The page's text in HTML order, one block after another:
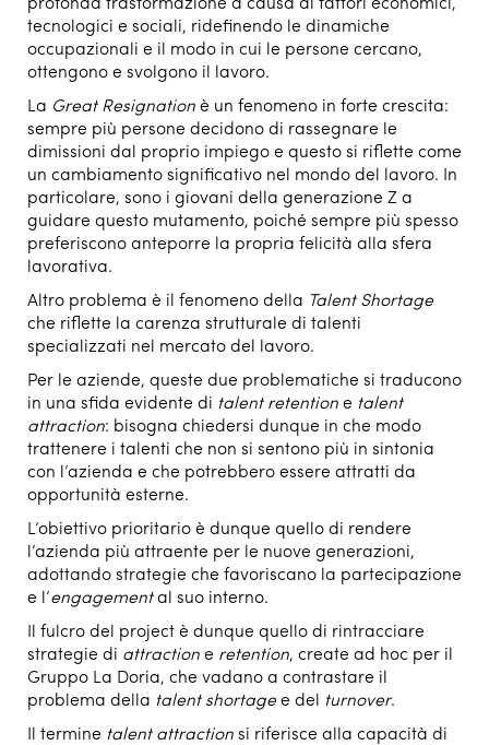
profonda trasformazione a causa di fattori economici,
tecnologici e sociali, ridefinendo le dinamiche
occupazionali e il modo in cui le persone cercano,
ottengono e svolgono il lavoro.
La Great Resignation è un fenomeno in forte crescita:
sempre più persone decidono di rassegnare le
dimissioni dal proprio impiego e questo si riflette come
un cambiamento significativo nel mondo del lavoro. In
particolare, sono i giovani della generazione Z a
guidare questo mutamento, poiché sempre più spesso
preferiscono anteporre la propria felicità alla sfera
lavorativa.
Altro problema è il fenomeno della Talent Shortage
che riflette la carenza strutturale di talenti
specializzati nel mercato del lavoro.
Per le aziende, queste due problematiche si traducono
in una sfida evidente di talent retention e talent
attraction: bisogna chiedersi dunque in che modo
trattenere i talenti che non si sentono più in sintonia
con l’azienda e che potrebbero essere attratti da
opportunità esterne.
L’obiettivo prioritario è dunque quello di rendere
l’azienda più attraente per le nuove generazioni,
adottando strategie che favoriscano la partecipazione
e l’engagemental suo interno.
Il fulcro del project è dunque quello di rintracciare
strategie di attraction e retention, create ad hoc per il
Gruppo La Doria, che vadano a contrastare il
problema della talent shortage e del turnover.
Il termine talent attraction si riferisce alla capacità di